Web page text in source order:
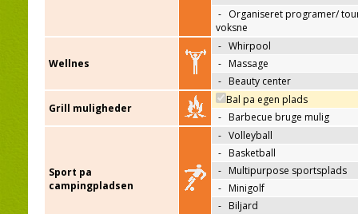
- Organiseret programer/
voksne
Wellnes
- Whirpool
- Massage
- Beauty center
Grill muligheder
Bal pa egen plads
- Barbecue bruge mulig
Sport pa
campingpladsen
- Volleyball
- Basketball
- Multipurpose sportsplads
- Minigolf
- Biljard